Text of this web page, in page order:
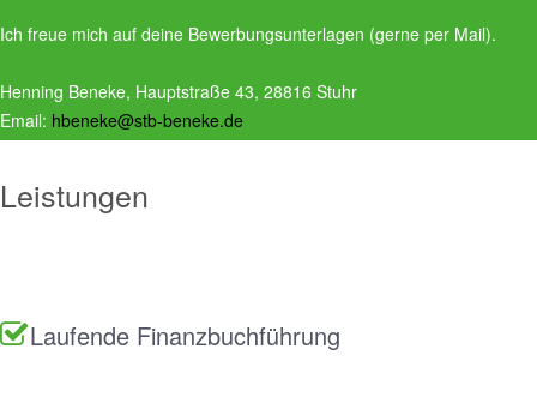
Ich freue mich auf deine Bewerbungsunterlagen (gerne per Mail).
Henning Beneke, Hauptstraße 43, 28816 Stuhr
Email: hbeneke@stb-beneke.de
Leistungen
Laufende Finanzbuchführung